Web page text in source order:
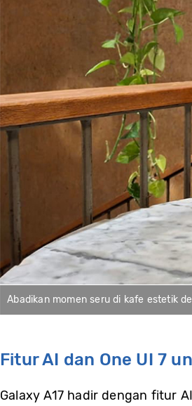
Abadikan momen seru di kafe estetik
Fitur AI dan One UI 7
Galaxy A17 hadir dengan fitur